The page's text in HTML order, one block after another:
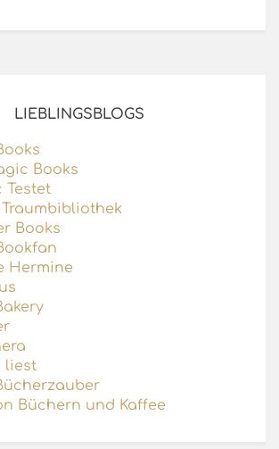
LIEBLINGSBLOGS
Books
Testet
Books
Hermine
liest
Büchern und Kaffee